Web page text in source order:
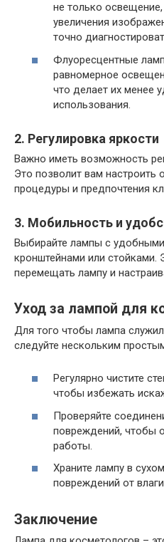
не только
увеличения
точно
Флуоресцентные
равномерное
что делает их менее
использования.
2. Регулировка яркости
Важно иметь возможность
Это позволит вам
процедуры и предпочтения
3. Мобильность и
Выбирайте лампы с
кронштейнами или стойками.
перемещать лампу и
Уход за лампой для
Для того чтобы лампа
следуйте нескольким
Регулярно чистите
чтобы избежать
Проверяйте
повреждений, чтобы
работы.
Храните лампу в
повреждений от
Заключение